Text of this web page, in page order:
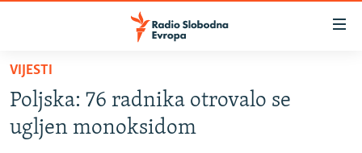
Pređite
glavni
sadržaj
Pređite
VIJESTI
BOSNA I HERCEGOVINA
SRBIJA
VIJESTI
Poljska: 76 radnika otrovalo se
ugljen monoksidom